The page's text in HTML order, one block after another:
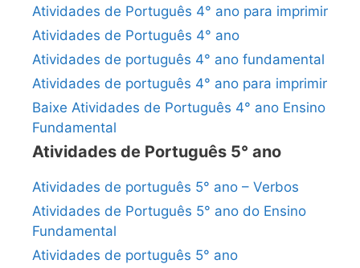
Atividades de Português 4° ano para imprimir
Atividades de Português 4° ano
Atividades de português 4° ano fundamental
Atividades de português 4° ano para imprimir
Baixe Atividades de Português 4° ano Ensino
Fundamental
Atividades de Português 5° ano
Atividades de português 5° ano – Verbos
Atividades de Português 5° ano do Ensino
Fundamental
Atividades de português 5° ano